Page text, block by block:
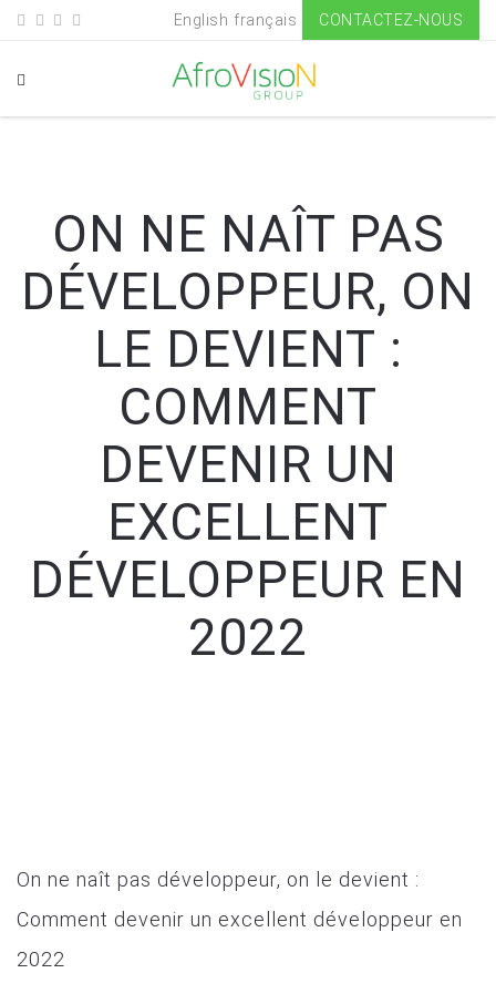
English français CONTACTEZ-NOUS
ON NE NAÎT PAS
DÉVELOPPEUR, ON
LE DEVIENT :
COMMENT
DEVENIR UN
EXCELLENT
DÉVELOPPEUR EN
2022
On ne naît pas développeur, on le devient :
Comment devenir un excellent développeur en
2022